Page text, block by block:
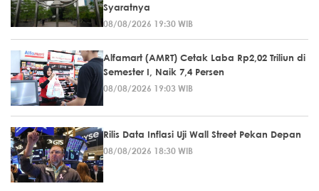
Syaratnya
08/08/2026 19:30 WIB
Alfamart (AMRT) Cetak Laba Rp2,02 Triliun di
Semester I, Naik 7,4 Persen
08/08/2026 19:03 WIB
Rilis Data Inflasi Uji Wall Street Pekan Depan
08/08/2026 18:30 WIB